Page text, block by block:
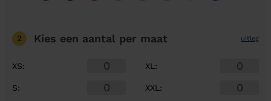
2 Kies een aantal per maat uitleg
XS:
S:
XL :
XXL :